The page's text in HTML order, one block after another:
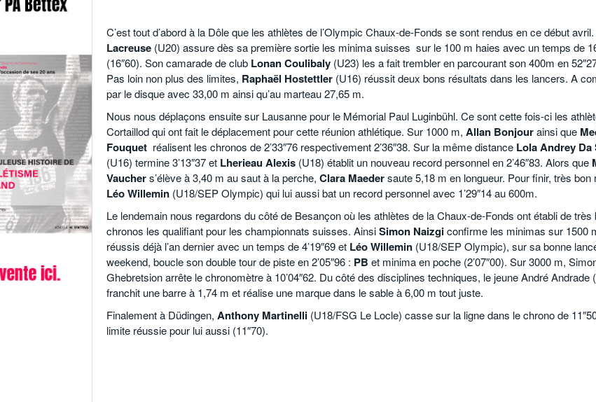
une lecture à ne pas manquer !
- 13 décembre
2024
Voir tout
C’est tout d’abord à la Dôle que les athlètes de l’Olympic Chaux-de-Fonds se sont rendus en ce début avril.
Lacreuse (U20) assure dès sa première sortie les minima suisses sur le 100 m haies avec un temps de
(16″60). Son camarade de club Lonan Coulibaly (U23) les a fait trembler en parcourant son 400m en
Pas loin non plus des limites, Raphaël Hostettler (U16) réussit deux bons résultats dans les lancers. A
par le disque avec 33,00 m ainsi qu’au marteau 27,65 m.
Nous nous déplaçons ensuite sur Lausanne pour le Mémorial Paul Luginbühl. Ce sont cette fois-ci les
Cortaillod qui ont fait le déplacement pour cette réunion athlétique. Sur 1000 m, Allan Bonjourainsi que
Fouquet réalisent les chronos de 2’33″76 respectivement 2’36″38. Sur la même distance Lola Andrey Da
(U16) termine 3’13″37 et Lherieau Alexis (U18) établit un nouveau record personnel en 2’46″83. Alors que
Vauchers’élève à 3,40 m au saut à la perche, Clara Maedersaute 5,18 m en longueur. Pour finir, très bon
LéoWillemin (U18/SEP Olympic) qui lui aussi bat un record personnel avec 1’29″14 au 600m.
Le lendemain nous regardons du côté de Besançon où les athlètes de la Chaux-de-Fonds ont établi de très
chronos les qualifiant pour les championnats suisses. AinsiSimon Naizgiconfirme les minimas sur 1500
réussis déjà l’an dernier avec un temps de 4’19″69 et LéoWillemin (U18/SEP Olympic), sur sa bonne
weekend, boucle son double tour de piste en 2’05″96 : PB et minima en poche (2’07″00). Sur 3000 m,
Ghebretsion arrête le chronomètre à 10’04″62. Du côté des disciplines techniques, le jeune André Andrade
franchit une barre à 1,74 m et réalise une marque dans le sable à 6,00 m tout juste.
Finalement à Düdingen, Anthony Martinelli (U18/FSG Le Locle) casse sur la ligne dans le chrono de
limite réussie pour lui aussi (11″70).